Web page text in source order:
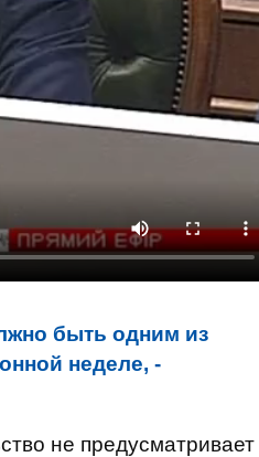
быть одним из
неделе, -
не предусматривает